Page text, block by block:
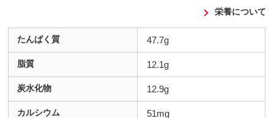
栄養について
たんぱく質 47.7g
脂質 12.1g
炭水化物 12.9g
カルシウム 51mg